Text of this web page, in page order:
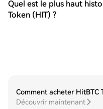
des taux de change
traders.Étape 3 : stockage de
HitChain (HIT) sur le marché
Il vous suffit d'accéder à
Quel est le plus haut
Token (HIT) ?
Comment acheter HitBTC
Découvrir maintenant